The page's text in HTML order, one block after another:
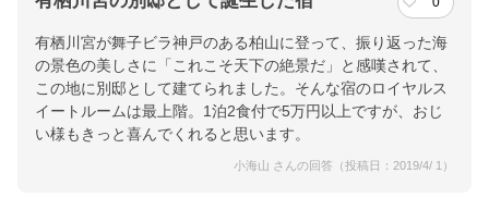
有栖川宮が舞子ビラ神戸のある柏山に登って、振り返った海
の景色の美しさに「これこそ天下の絶景だ」と感嘆されて、
この地に別邸として建てられました。そんな宿のロイヤルス
イートルームは最上階。1泊2食付で5万円以上ですが、おじ
い様もきっと喜んでくれると思います。
小海山 さんの回答（投稿日：2019/4/ 1）